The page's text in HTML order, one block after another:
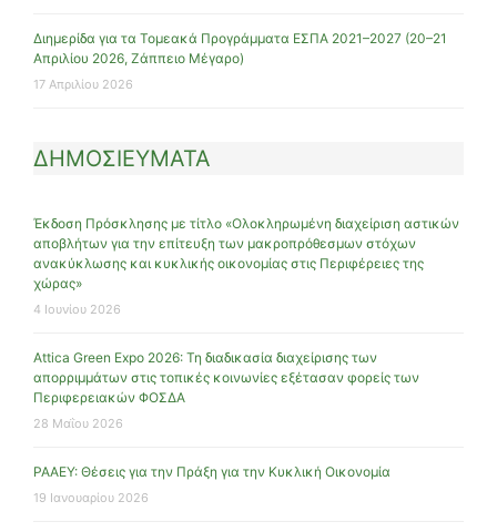
Διημερίδα για τα Τομεακά Προγράμματα ΕΣΠΑ 2021–2027 (20–21
Απριλίου 2026, Ζάππειο Μέγαρο)
17 Απριλίου 2026
ΔΗΜΟΣΙΕΥΜΑΤΑ
Έκδοση Πρόσκλησης με τίτλο «Ολοκληρωμένη διαχείριση αστικών
αποβλήτων για την επίτευξη των μακροπρόθεσμων στόχων
ανακύκλωσης και κυκλικής οικονομίας στις Περιφέρειες της
χώρας»
4 Ιουνίου 2026
Attica Green Expo 2026: Τη διαδικασία διαχείρισης των
απορριμμάτων στις τοπικές κοινωνίες εξέτασαν φορείς των
Περιφερειακών ΦΟΣΔΑ
28 Μαΐου 2026
ΡΑΑΕΥ: Θέσεις για την Πράξη για την Κυκλική Οικονομία
19 Ιανουαρίου 2026